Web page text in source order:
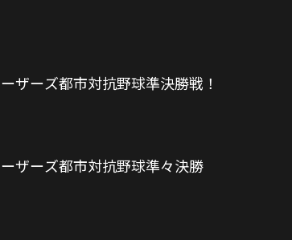
ザーズ都市対抗野球準決勝戦！
ザーズ都市対抗野球準々決勝